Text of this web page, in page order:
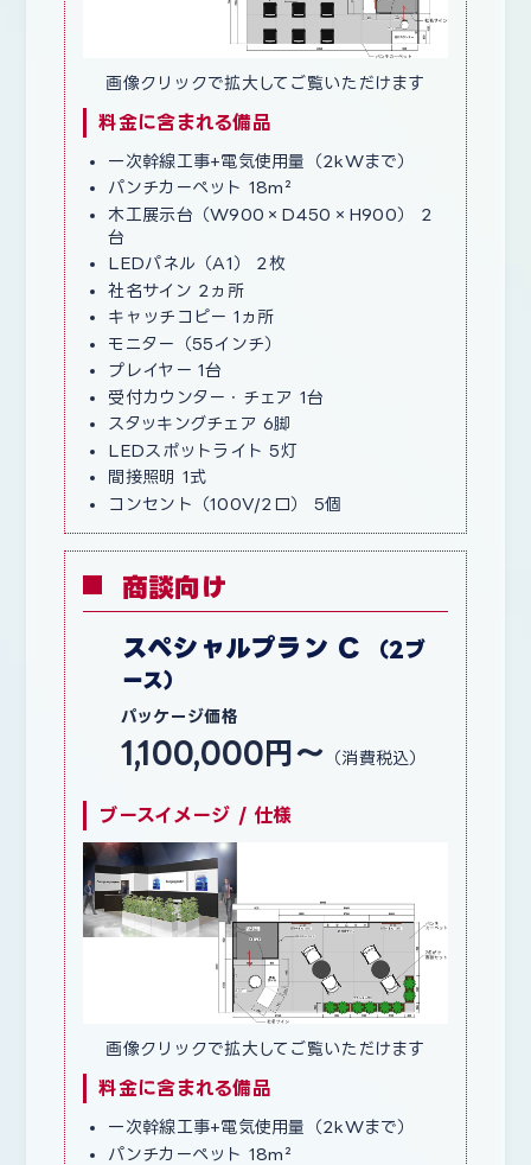
画像クリックで拡大してご覧いただけます
料金に含まれる備品
一次幹線工事+電気使用量（2kWまで）
パンチカーペット 18m²
木工展示台（W900×D450×H900） 2
台
LEDパネル（A1） 2枚
社名サイン 2ヵ所
キャッチコピー 1ヵ所
モニター（55インチ）
プレイヤー 1台
受付カウンター・チェア 1台
スタッキングチェア 6脚
LEDスポットライト 5灯
間接照明 1式
コンセント（100V/2口） 5個
商談向け
スペシャルプラン C
（2ブ
ース）
パッケージ価格
1,100,000円〜 （消費税込）
ブースイメージ / 仕様
画像クリックで拡大してご覧いただけます
料金に含まれる備品
一次幹線工事+電気使用量（2kWまで）
パンチカーペット 18m²